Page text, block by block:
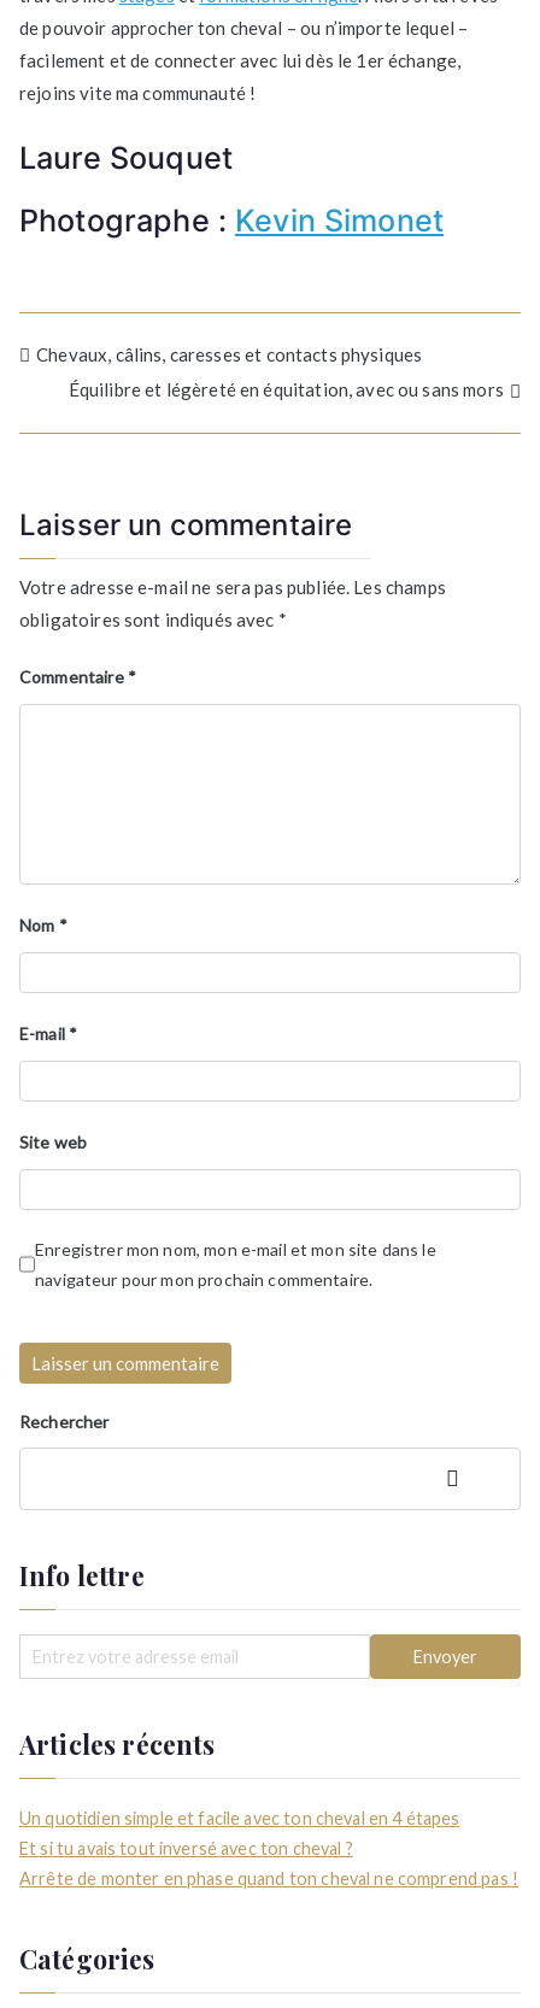
de pouvoir approcher ton cheval – ou n’importe lequel –
facilement et de connecter avec lui dès le 1er échange,
rejoins vite ma communauté !
Laure Souquet
Photographe : Kevin Simonet
Navigation
Chevaux, câlins, caresses et contacts physiques
Équilibre et légèreté en équitation, avec ou sans mors
Laisser un commentaire
Votre adresse e-mail ne sera pas publiée. Les champs
obligatoires sont indiqués avec *
Commentaire *
Nom *
E-mail *
Site web
Enregistrer mon nom, mon e-mail et mon site dans le
navigateur pour mon prochain commentaire.
Rechercher
Rechercher
Info lettre
Articles récents
Un quotidien simple et facile avec ton cheval en 4 étapes
Et si tu avais tout inversé avec ton cheval ?
Arrête de monter en phase quand ton cheval ne comprend pas !
Catégories